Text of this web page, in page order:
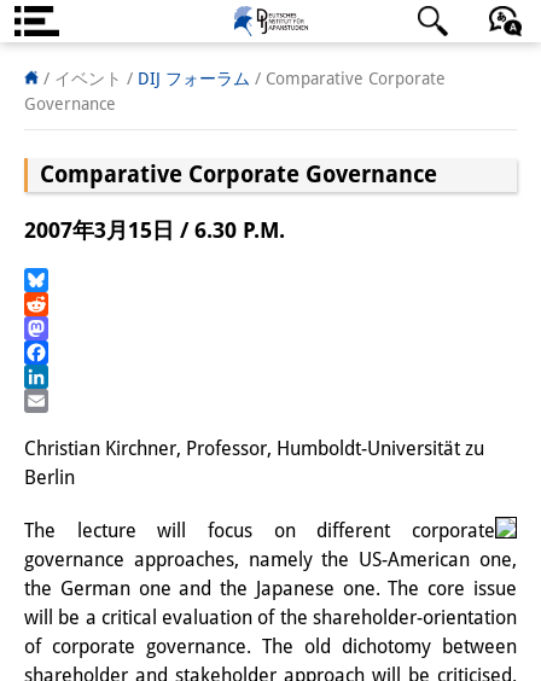
DIJ案内
研究所の概要
チーム
執行部
客員研究員
奨学生
研修生
研究活動
日本語 English Deutsch
/ イベント / DIJ フォーラム / Comparative Corporate
Governance
Comparative Corporate Governance
2007年3月15日 / 6.30 P.M.
Bluesky
Reddit
Mastodon
Facebook
LinkedIn
Christian Kirchner, Professor, Humboldt-Universität zu
Berlin
The lecture will focus on different corporate
governance approaches, namely the US-American one,
the German one and the Japanese one. The core issue
will be a critical evaluation of the shareholder-orientation
of corporate governance. The old dichotomy between
shareholder and stakeholder approach will be criticised.